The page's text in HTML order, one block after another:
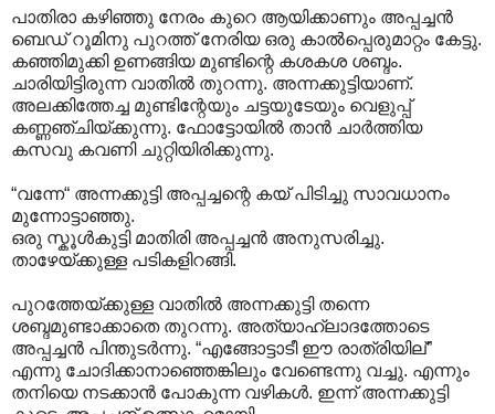
പാതിരാ കഴിഞ്ഞു നേരം കുറെ ആയിക്കാണും അപ്പച്ചൻ
ബെഡ് റൂമിനു പുറത്ത് നേരിയ ഒരു കാൽപ്പെരുമാറ്റം കേട്ടു.
കഞ്ഞിമുക്കി ഉണങ്ങിയ മുണ്ടിന്റെ കശകശ ശബ്ദം.
ചാരിയിട്ടിരുന്ന വാതിൽ തുറന്നു. അന്നക്കുട്ടിയാണ്.
അലക്കിത്തേച്ച മുണ്ടിന്റേയും ചട്ടയുടേയും വെളുപ്പ്
കണ്ണഞ്ചിയ്ക്കുന്നു. ഫോട്ടോയിൽ താൻ ചാർത്തിയ
കസവു കവണി ചുറ്റിയിരിക്കുന്നു.
“വന്നേ“ അന്നക്കുട്ടി അപ്പച്ചന്റെ കയ് പിടിച്ചു സാവധാനം
മുന്നോട്ടാഞ്ഞു.
ഒരു സ്കൂൾകുട്ടി മാതിരി അപ്പച്ചൻ അനുസരിച്ചു.
താഴേയ്ക്കുള്ള പടികളിറങ്ങി.
പുറത്തേയ്ക്കുള്ള വാതിൽ അന്നക്കുട്ടി തന്നെ
ശബ്ദമുണ്ടാക്കാതെ തുറന്നു. അത്യാഹ്ലാദത്തോടെ
അപ്പച്ചൻ പിന്തുടർന്നു. “എങ്ങോട്ടാടീ ഈ രാത്രിയില്”
എന്നു ചോദിക്കാനാഞ്ഞെങ്കിലും വേണ്ടെന്നു വച്ചു. എന്നും
തനിയെ നടക്കാൻ പോകുന്ന വഴികൾ. ഇന്ന് അന്നക്കുട്ടി